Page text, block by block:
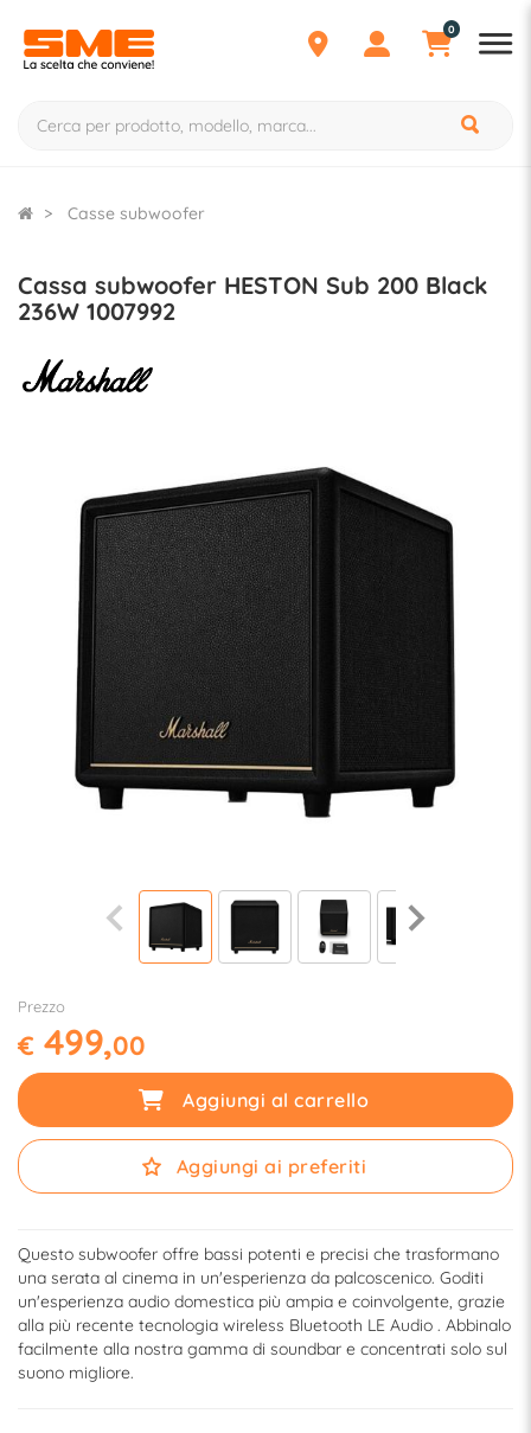
0
Casse subwoofer
Cassa subwoofer HESTON Sub 200 Black
236W 1007992
Prezzo
€ 499,00
Aggiungi al carrello
Aggiungi ai preferiti
Questo subwoofer offre bassi potenti e precisi che trasformano
una serata al cinema in un'esperienza da palcoscenico. Goditi
un'esperienza audio domestica più ampia e coinvolgente, grazie
alla più recente tecnologia wireless Bluetooth LE Audio . Abbinalo
facilmente alla nostra gamma di soundbar e concentrati solo sul
suono migliore.